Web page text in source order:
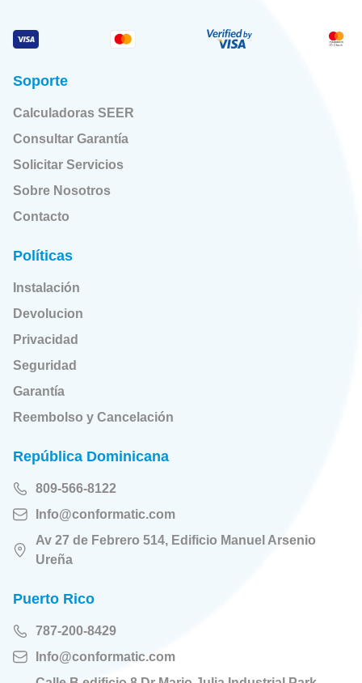
Soporte
Calculadoras SEER
Consultar Garantía
Solicitar Servicios
Sobre Nosotros
Contacto
Políticas
Instalación
Devolucion
Privacidad
Seguridad
Garantía
Reembolso y Cancelación
República Dominicana
809-566-8122
Info@conformatic.com
Av 27 de Febrero 514, Edificio Manuel Arsenio
Ureña
Puerto Rico
787-200-8429
Info@conformatic.com